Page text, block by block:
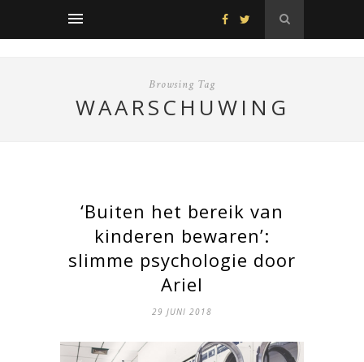
Browsing Tag
WAARSCHUWING
‘Buiten het bereik van
kinderen bewaren’:
slimme psychologie door
Ariel
29 JUNI 2018